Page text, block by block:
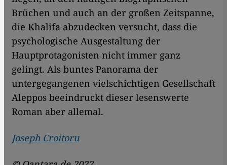
Brüchen und auch an der großen Zeitspanne,
die Khalifa abzudecken versucht, dass die
psychologische Aus­gestaltung der
Hauptprotagonisten nicht immer ganz
gelingt. Als buntes Panorama der
untergegangenen vielschichtigen Gesellschaft
Aleppos beeindruckt dieser lesenswerte
Roman aber allemal.
Joseph Croitoru